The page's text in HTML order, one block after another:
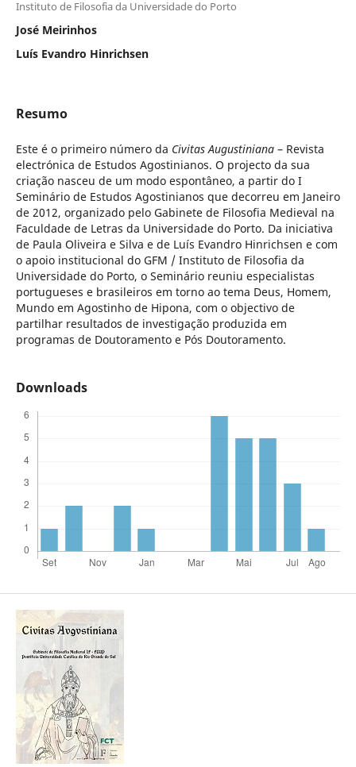
Instituto de Filosofia da Universidade do Porto
José Meirinhos
Luís Evandro Hinrichsen
Resumo
Este é o primeiro número da Civitas Augustiniana– Revista
electrónica de Estudos Agostinianos. O projecto da sua
criação nasceu de um modo espontâneo, a partir do I
Seminário de Estudos Agostinianos que decorreu em Janeiro
de 2012, organizado pelo Gabinete de Filosofia Medieval na
Faculdade de Letras da Universidade do Porto. Da iniciativa
de Paula Oliveira e Silva e de Luís Evandro Hinrichsen e com
o apoio institucional do GFM / Instituto de Filosofia da
Universidade do Porto, o Seminário reuniu especialistas
portugueses e brasileiros em torno ao tema Deus, Homem,
Mundo em Agostinho de Hipona, com o objectivo de
partilhar resultados de investigação produzida em
programas de Doutoramento e Pós Doutoramento.
Downloads